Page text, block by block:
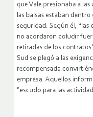
que Vale presionaba a
las balsas estaban
seguridad. Según él,
no acordaron coludir
retiradas de los
Sud se plegó a las
recompensada
empresa. Aquellos
“escudo para las